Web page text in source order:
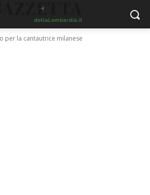
per la cantautrice milanese